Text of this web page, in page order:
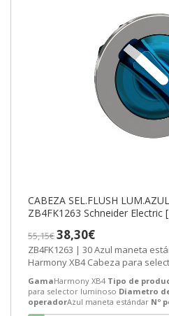
CABEZA SEL.FLUSH
ZB4FK1263 Schneider Electric
55,15€38,30€
ZB4FK1263 | 30 Azul maneta
Harmony XB4 Cabeza para
GamaHarmony XB4 Tipo de
para selector luminoso Diametro
operadorAzul maneta estándar Nº